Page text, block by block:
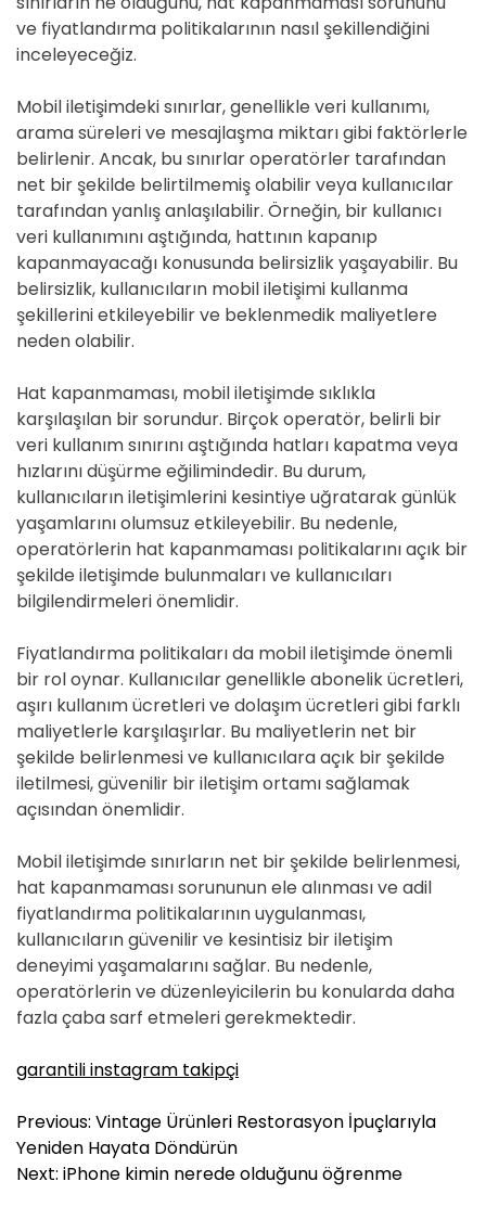
ve fiyatlandırma politikalarının nasıl şekillendiğini
inceleyeceğiz.
Mobil iletişimdeki sınırlar, genellikle veri kullanımı,
arama süreleri ve mesajlaşma miktarı gibi faktörlerle
belirlenir. Ancak, bu sınırlar operatörler tarafından
net bir şekilde belirtilmemiş olabilir veya kullanıcılar
tarafından yanlış anlaşılabilir. Örneğin, bir kullanıcı
veri kullanımını aştığında, hattının kapanıp
kapanmayacağı konusunda belirsizlik yaşayabilir. Bu
belirsizlik, kullanıcıların mobil iletişimi kullanma
şekillerini etkileyebilir ve beklenmedik maliyetlere
neden olabilir.
Hat kapanmaması, mobil iletişimde sıklıkla
karşılaşılan bir sorundur. Birçok operatör, belirli bir
veri kullanım sınırını aştığında hatları kapatma veya
hızlarını düşürme eğilimindedir. Bu durum,
kullanıcıların iletişimlerini kesintiye uğratarak günlük
yaşamlarını olumsuz etkileyebilir. Bu nedenle,
operatörlerin hat kapanmaması politikalarını açık bir
şekilde iletişimde bulunmaları ve kullanıcıları
bilgilendirmeleri önemlidir.
Fiyatlandırma politikaları da mobil iletişimde önemli
bir rol oynar. Kullanıcılar genellikle abonelik ücretleri,
aşırı kullanım ücretleri ve dolaşım ücretleri gibi farklı
maliyetlerle karşılaşırlar. Bu maliyetlerin net bir
şekilde belirlenmesi ve kullanıcılara açık bir şekilde
iletilmesi, güvenilir bir iletişim ortamı sağlamak
açısından önemlidir.
Mobil iletişimde sınırların net bir şekilde belirlenmesi,
hat kapanmaması sorununun ele alınması ve adil
fiyatlandırma politikalarının uygulanması,
kullanıcıların güvenilir ve kesintisiz bir iletişim
deneyimi yaşamalarını sağlar. Bu nedenle,
operatörlerin ve düzenleyicilerin bu konularda daha
fazla çaba sarf etmeleri gerekmektedir.
garantili instagram takipçi
Y
a
z
Previous: Vintage Ürünleri Restorasyon İpuçlarıyla
Yeniden Hayata Döndürün
Next: iPhone kimin nerede olduğunu öğrenme